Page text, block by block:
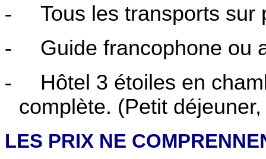
-
Tous les transports sur
-
Guide francophone ou
-
Hôtel 3 étoiles en
complète. (Petit
LES PRIX NE